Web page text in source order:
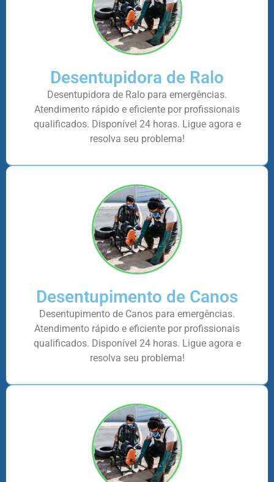
Desentupidora de Ralo
Desentupidora de Ralo para emergências.
Atendimento rápido e eficiente por profissionais
qualificados. Disponível 24 horas. Ligue agora e
resolva seu problema!
Desentupimento de Canos
Desentupimento de Canos para emergências.
Atendimento rápido e eficiente por profissionais
qualificados. Disponível 24 horas. Ligue agora e
resolva seu problema!